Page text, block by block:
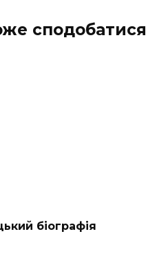
сподобатися
біографія